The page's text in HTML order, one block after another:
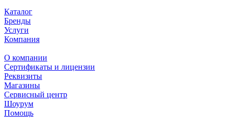
Каталог
Бренды
Услуги
Компания
О компании
Сертификаты и лицензии
Реквизиты
Магазины
Сервисный центр
Шоурум
Помощь